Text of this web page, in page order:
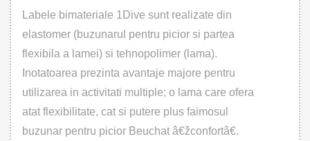
Labele bimateriale 1Dive sunt realizate din
elastomer (buzunarul pentru picior si partea
flexibila a lamei) si tehnopolimer (lama).
Inotatoarea prezinta avantaje majore pentru
utilizarea in activitati multiple; o lama care ofera
atat flexibilitate, cat si putere plus faimosul
buzunar pentru picior Beuchat â€žconfortâ€.